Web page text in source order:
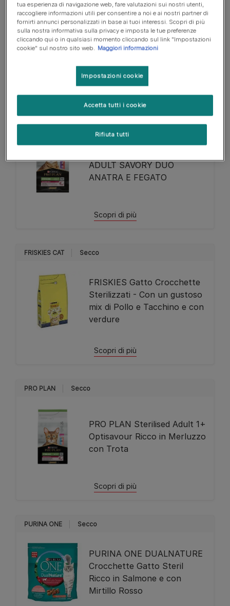
PRO PLAN STERILISED
ADULT 1+ VITAL
FUNCTIONS RICCO IN
SALMONE
Scopri di più
PRO PLAN Secco
ADULT SAVORY DUO
ANATRA E FEGATO
Scopri di più
FRISKIES CAT Secco
FRISKIES Gatto Crocchette
Sterilizzati - Con un gustoso
mix di Pollo e Tacchino e con
verdure
Scopri di più
PRO PLAN Secco
PRO PLAN Sterilised Adult 1+
Optisavour Ricco in Merluzzo
con Trota
Scopri di più
PURINA ONE Secco
PURINA ONE DUALNATURE
Crocchette Gatto Steril
Ricco in Salmone e con
Mirtillo Rosso
tua esperienza di navigazione web, fare valutazioni sui nostri utenti,
raccogliere informazioni utili per consentire a noi e ai nostri partner di
fornirti annunci personalizzati in base ai tuoi interessi. Scopri di più
sulla nostra informativa sulla privacy e imposta le tue preferenze
cliccando qui o in qualsiasi momento cliccando sul link "Impostazioni
cookie" sul nostro sito web. Maggiori informazioni
Impostazioni cookie
Rifiuta tutti
Accetta tutti i cookie